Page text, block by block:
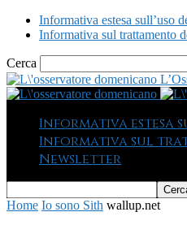
Informativa estesa sull’uso
Informativa sul trattamento
Cerca
Informativa estesa
Informativa sul
Newsletter
Home Io sono Sith wallup.net